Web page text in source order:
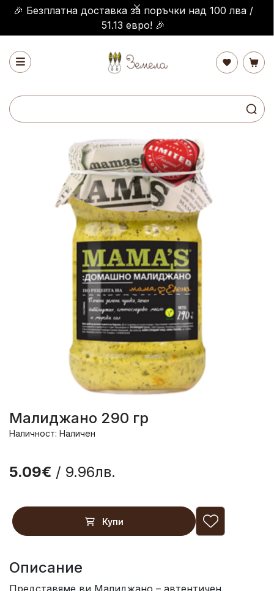
🎉 Безплатна доставка за поръчки над 100 лва /
51.13 евро! 🎉
Малиджано 290 гр
Наличност: Наличен
5.09€ / 9.96лв.
Купи
Описание